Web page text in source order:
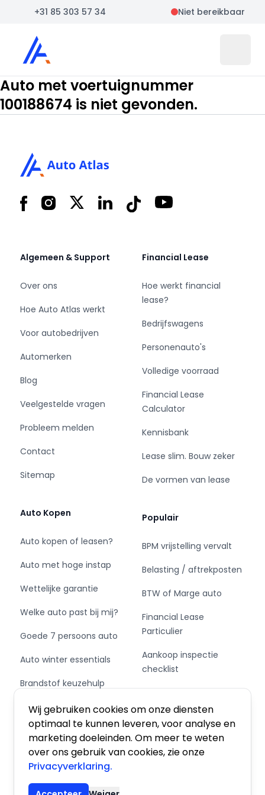
Wij gebruiken cookies om onze diensten
optimaal te kunnen leveren, voor analyse en
marketing doeleinden. Om meer te weten
over ons gebruik van cookies, zie onze
Privacyverklaring.
+31 85 303 57 34 Niet bereikbaar
Auto Atlas
Auto met voertuignummer
100188674 is niet gevonden.
FacebookInstagram
X LinkedInTiktok YouTube
Algemeen & Support
Over ons
Hoe Auto Atlas werkt
Voor autobedrijven
Automerken
Blog
Veelgestelde vragen
Probleem melden
Contact
Sitemap
Auto Kopen
Auto kopen of leasen?
Auto met hoge instap
Wettelijke garantie
Welke auto past bij mij?
Goede 7 persoons auto
Auto winter essentials
Brandstof keuzehulp
Schakel of automaat?
Financial Lease
Hoe werkt financial
lease?
Bedrijfswagens
Personenauto's
Volledige voorraad
Financial Lease
Calculator
Kennisbank
Lease slim. Bouw zeker
De vormen van lease
Populair
BPM vrijstelling vervalt
Belasting / aftrekposten
BTW of Marge auto
Financial Lease
Particulier
Aankoop inspectie
checklist
Private Leasen,
Financieren of Kopen?